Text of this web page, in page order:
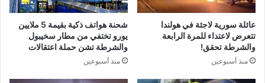
عائلة سورية لاجئة في هولندا
تتعرض لاعتداء للمرة الرابعة
والشرطة تحقق!
منذ أسبوعين
شحنة هواتف ذكية بقيمة 5 ملايين
يورو تختفي من مطار سخيبول
والشرطة تشن حملة اعتقالات
منذ أسبوعين